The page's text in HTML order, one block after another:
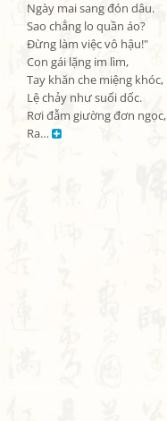
Ngày mai sang đón dâu.
Sao chẳng lo quần áo?
Đừng làm việc vô hậu!"
Con gái lặng im lìm,
Tay khăn che miệng khóc,
Lệ chảy như suối dốc.
Rơi đẫm giường đơn ngọc,
Ra…